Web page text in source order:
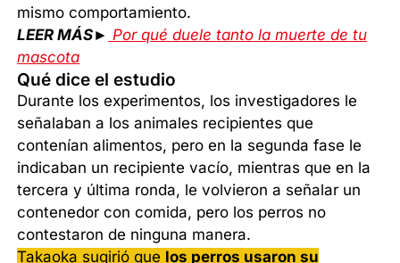
mismo comportamiento.
LEER MÁS► Por qué duele tanto la muerte de tu
mascota
Qué dice el estudio
Durante los experimentos, los investigadores le
señalaban a los animales recipientes que
contenían alimentos, pero en la segunda fase le
indicaban un recipiente vacío, mientras que en la
tercera y última ronda, le volvieron a señalar un
contenedor con comida, pero los perros no
contestaron de ninguna manera.
Takaoka sugirió que los perros usaron su